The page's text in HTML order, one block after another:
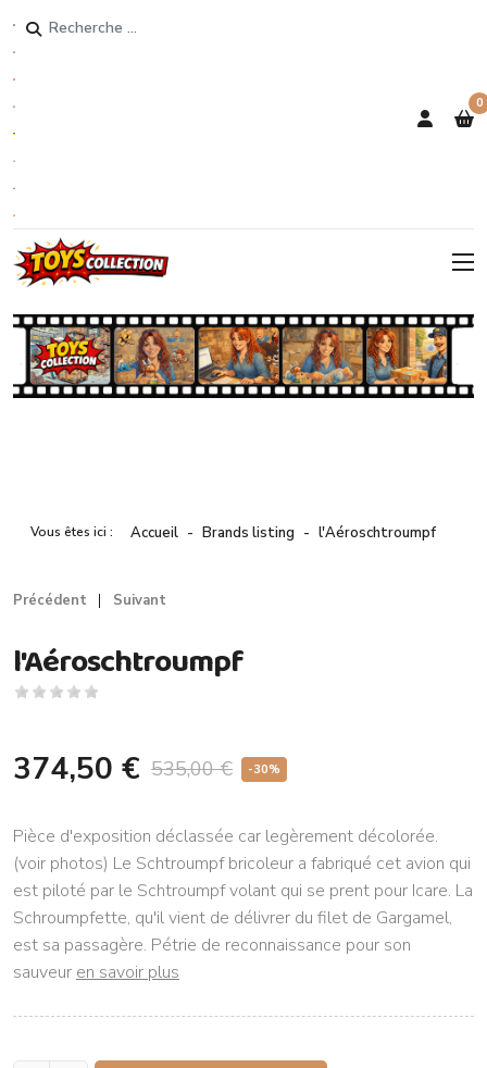
Rechercher
0
Vous êtes ici : Accueil Brands listing l'Aéroschtroumpf
Précédent Suivant
l'Aéroschtroumpf
-30%
535,00 €
374,50 €
Pièce d'exposition déclassée car legèrement décolorée.
(voir photos) Le Schtroumpf bricoleur a fabriqué cet avion qui
est piloté par le Schtroumpf volant qui se prent pour Icare. La
Schroumpfette, qu'il vient de délivrer du filet de Gargamel,
est sa passagère. Pétrie de reconnaissance pour son
sauveur en savoir plus